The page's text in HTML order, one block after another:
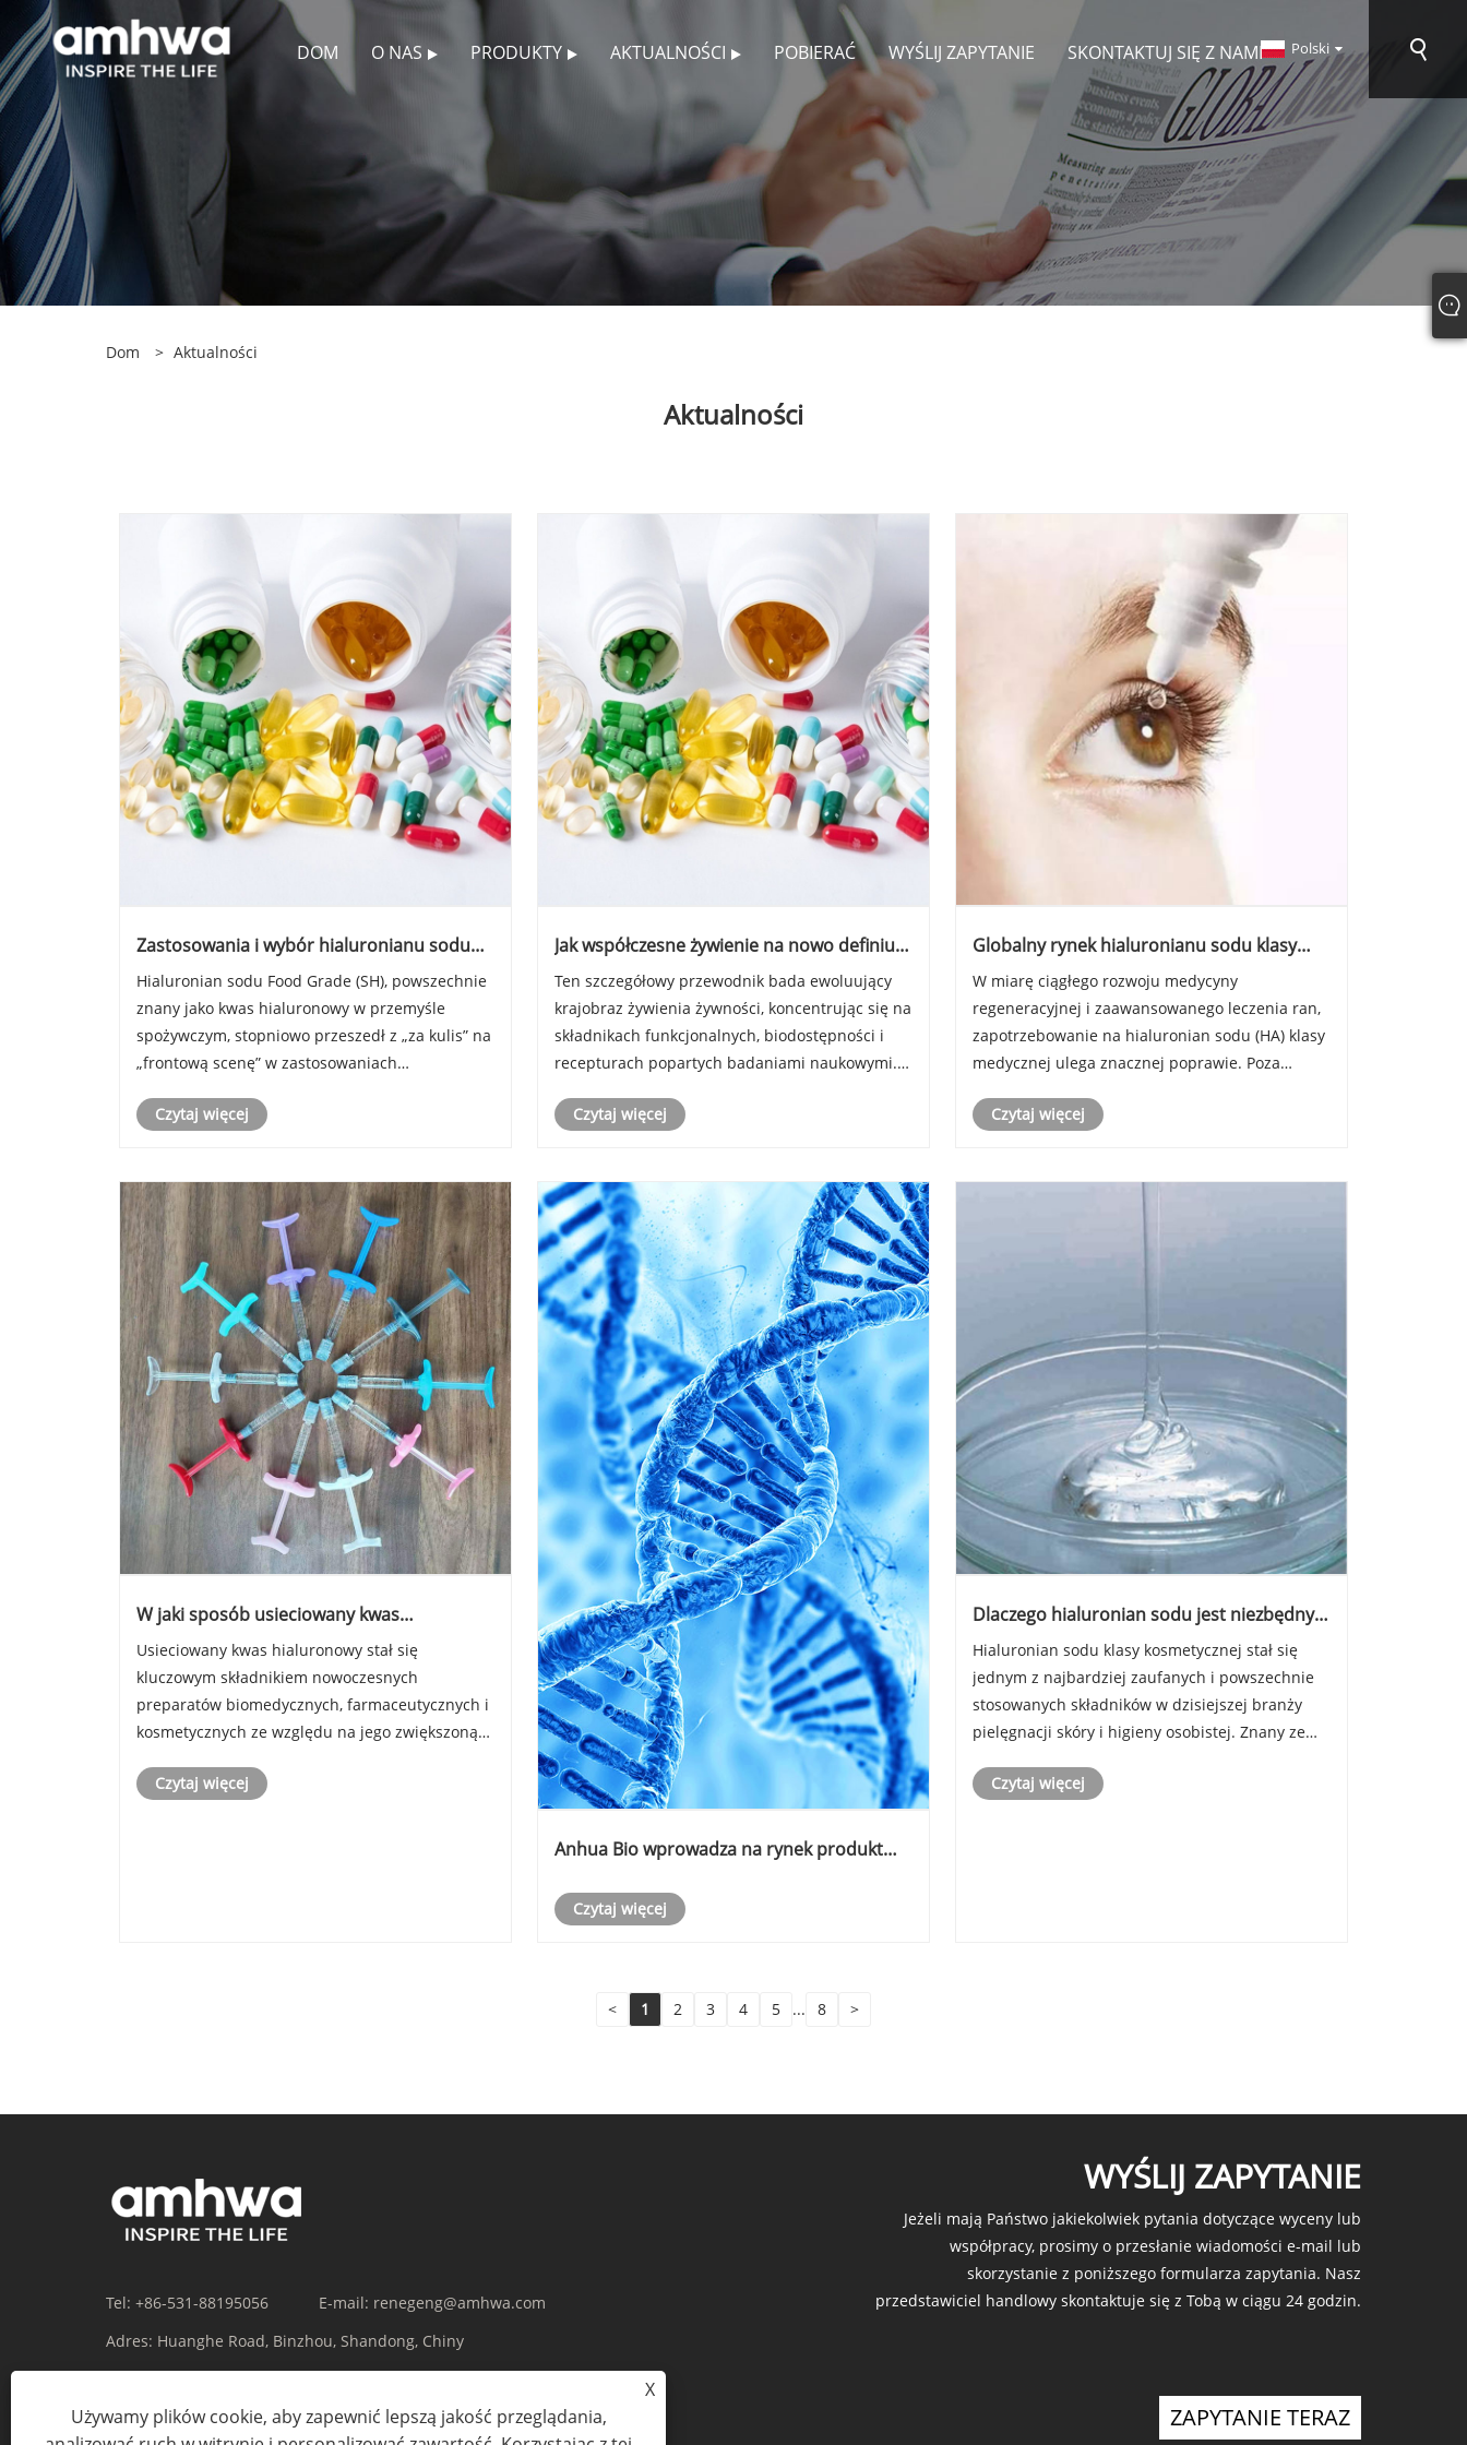
DOM O NAS PRODUKTY AKTUALNOŚCI POBIERAĆ WYŚLIJ ZAPYTANIE SKONTAKTUJ SIĘ Z NAMI Polski
Dom > Aktualności
Aktualności
Zastosowania i wybór hialuronianu sodu
Hialuronian sodu Food Grade (SH), powszechnie
znany jako kwas hialuronowy w przemyśle
spożywczym, stopniowo przeszedł z „za kulis” na
„frontową scenę” w zastosowaniach
zatwierdziły jego stosowanie w zwykłej żywności,
Czytaj więcej
Jak współczesne żywienie na nowo definiuje
Ten szczegółowy przewodnik bada ewoluujący
krajobraz żywienia żywności, koncentrując się na
składnikach funkcjonalnych, biodostępności i
recepturach popartych badaniami naukowymi.
kwas hialuronowy (spożywczy) przyczyniają się
Czytaj więcej
Globalny rynek hialuronianu sodu klasy
czystości i niskich standardów endotoksyn
W miarę ciągłego rozwoju medycyny
regeneracyjnej i zaawansowanego leczenia ran,
zapotrzebowanie na hialuronian sodu (HA) klasy
medycznej ulega znacznej poprawie. Poza
zastosowania w systemach dostarczania leków,
Czytaj więcej
W jaki sposób usieciowany kwas
zaawansowanych preparatów?
Usieciowany kwas hialuronowy stał się
kluczowym składnikiem nowoczesnych
preparatów biomedycznych, farmaceutycznych i
kosmetycznych ze względu na jego zwiększoną
integralność strukturalną w porównaniu z
Czytaj więcej
Anhua Bio wprowadza na rynek produkt
dostaw surowców do regeneracji tkanek za
pomocą biologii syntetycznej
Czytaj więcej
Dlaczego hialuronian sodu jest niezbędny
Hialuronian sodu klasy kosmetycznej stał się
jednym z najbardziej zaufanych i powszechnie
stosowanych składników w dzisiejszej branży
pielęgnacji skóry i higieny osobistej. Znany ze
biokompatybilności i korzyści w zakresie
Czytaj więcej
< 1 2 3 4 5 ... 8 >
Tel: +86-531-88195056 E-mail: renegeng@amhwa.com
Adres: Huanghe Road, Binzhou, Shandong, Chiny
WYŚLIJ ZAPYTANIE
Jeżeli mają Państwo jakiekolwiek pytania dotyczące wyceny lub
współpracy, prosimy o przesłanie wiadomości e-mail lub
skorzystanie z poniższego formularza zapytania. Nasz
przedstawiciel handlowy skontaktuje się z Tobą w ciągu 24 godzin.
ZAPYTANIE TERAZ
X
Używamy plików cookie, aby zapewnić lepszą jakość przeglądania,